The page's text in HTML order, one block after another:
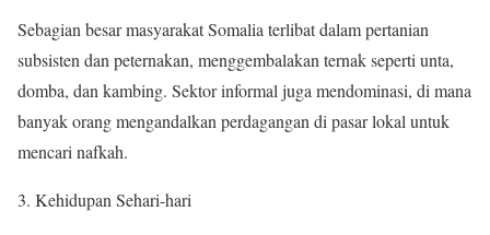
Sebagian besar masyarakat Somalia terlibat dalam pertanian
subsisten dan peternakan, menggembalakan ternak seperti unta,
domba, dan kambing. Sektor informal juga mendominasi, di mana
banyak orang mengandalkan perdagangan di pasar lokal untuk
mencari nafkah.
3. Kehidupan Sehari-hari